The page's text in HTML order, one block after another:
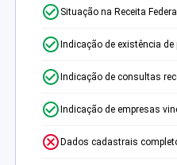
Situação na Receita Federal
Indicação de existência de
Indicação de consultas
Indicação de empresas
Dados cadastrais